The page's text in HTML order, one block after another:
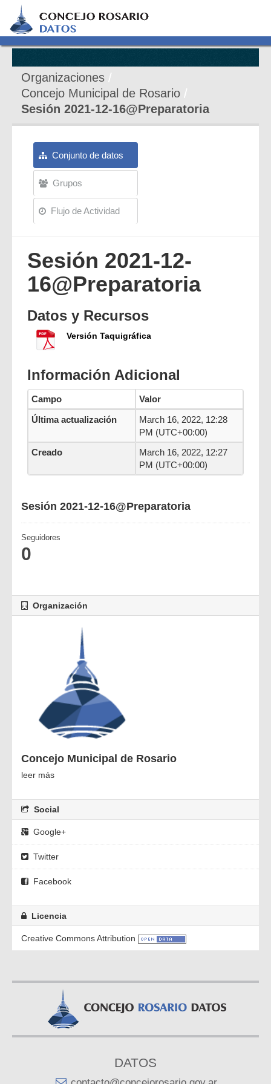
Organizaciones
Concejo Municipal de Rosario
Sesión 2021-12-16@Preparatoria
Conjunto de datos
Grupos
Flujo de Actividad
Sesión 2021-12-
16@Preparatoria
Datos y Recursos
Versión Taquigráfica
Información Adicional
Campo
Valor
Última actualización
March 16, 2022, 12:28
PM (UTC+00:00)
Creado
March 16, 2022, 12:27
PM (UTC+00:00)
Sesión 2021-12-16@Preparatoria
Seguidores
0
Organización
Concejo Municipal de Rosario
leer más
Social
Google+
Twitter
Facebook
Licencia
Creative Commons Attribution
DATOS